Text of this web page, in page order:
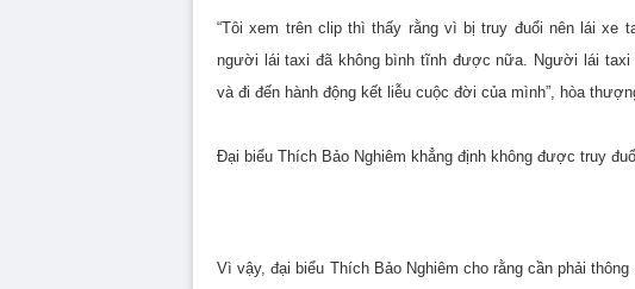
“Tôi xem trên clip thì thấy rằng vì bị truy đuổi nên lái xe
người lái taxi đã không bình tĩnh được nữa. Người lái taxi
và đi đến hành động kết liễu cuộc đời của mình”, hòa
Đại biểu Thích Bảo Nghiêm khẳng định không được truy
Vì vậy, đại biểu Thích Bảo Nghiêm cho rằng cần phải